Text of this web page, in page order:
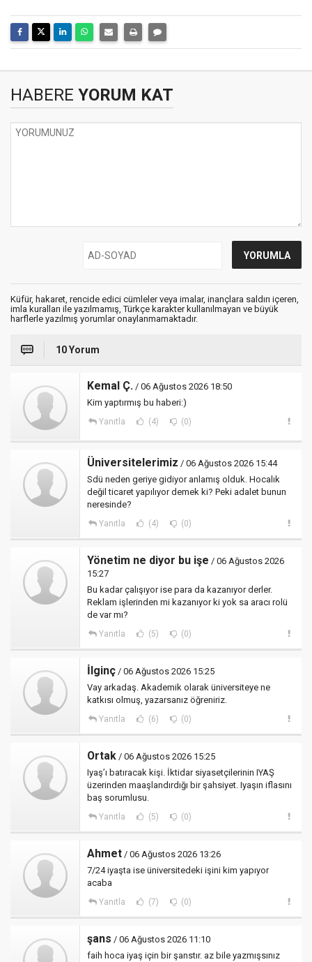
HABERE YORUM KAT
Küfür, hakaret, rencide edici cümleler veya imalar, inançlara saldırı içeren,
imla kuralları ile yazılmamış, Türkçe karakter kullanılmayan ve büyük
harflerle yazılmış yorumlar onaylanmamaktadır.
10 Yorum
Kemal Ç. / 06 Ağustos 2026 18:50
Kim yaptırmış bu haberi:)
Yanıtla (4) (0)
Üniversitelerimiz / 06 Ağustos 2026 15:44
Sdü neden geriye gidiyor anlamış olduk. Hocalık
değil ticaret yapılıyor demek ki? Peki adalet bunun
neresinde?
Yanıtla (4) (0)
Yönetim ne diyor bu işe / 06 Ağustos 2026
15:27
Bu kadar çalışıyor ise para da kazanıyor derler.
Reklam işlerinden mi kazanıyor ki yok sa aracı rolü
de var mı?
Yanıtla (5) (0)
İlginç / 06 Ağustos 2026 15:25
Vay arkadaş. Akademik olarak üniversiteye ne
katkısı olmuş, yazarsanız öğreniriz.
Yanıtla (6) (0)
Ortak / 06 Ağustos 2026 15:25
Iyaş’ı batıracak kişi. İktidar siyasetçilerinin IYAŞ
üzerinden maaşlandırdığı bir şahsiyet. Iyaşın iflasını
baş sorumlusu.
Yanıtla (5) (0)
Ahmet / 06 Ağustos 2026 13:26
7/24 iyaşta ise üniversitedeki işini kim yapıyor
acaba
Yanıtla (7) (0)
şans / 06 Ağustos 2026 11:10
faih hoca iyaş için bir şanstır. az bile yazmışsınız